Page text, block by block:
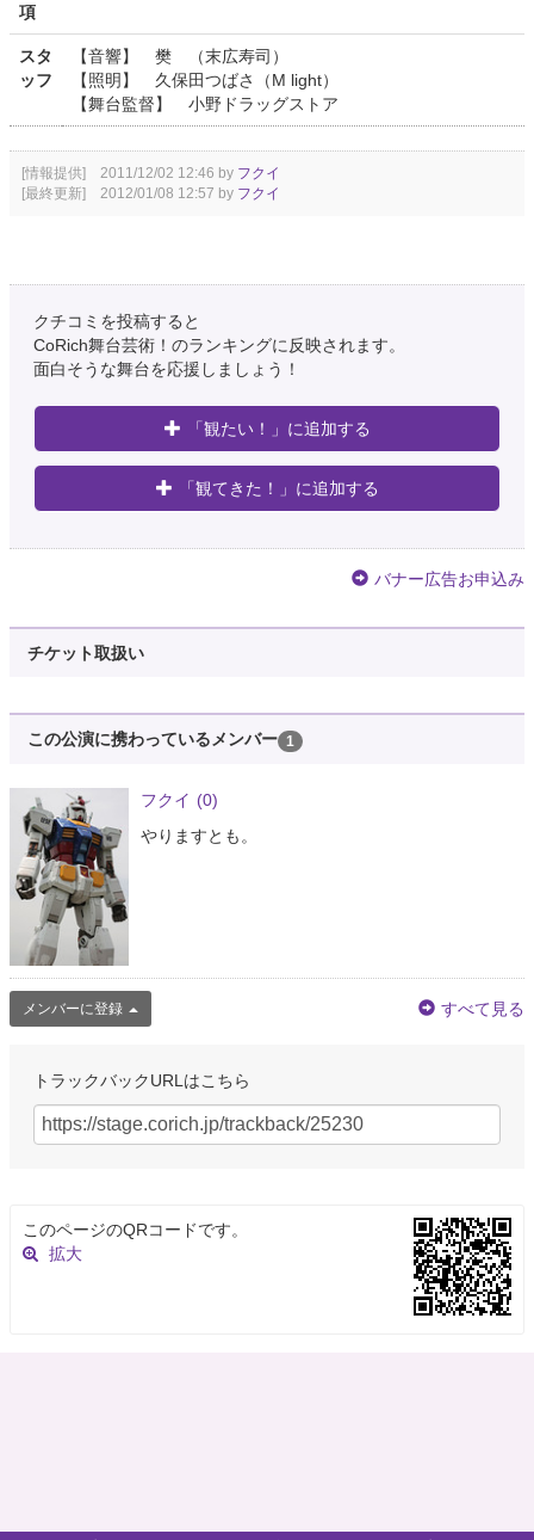
項
スタ
ッフ
【音響】 樊 （末広寿司）
【照明】 久保田つばさ（M light）
【舞台監督】 小野ドラッグストア
[情報提供] 2011/12/02 12:46 by フクイ
[最終更新] 2012/01/08 12:57 by フクイ
クチコミを投稿すると
CoRich舞台芸術！のランキングに反映されます。
面白そうな舞台を応援しましょう！
「観たい！」に追加する
「観てきた！」に追加する
バナー広告お申込み
チケット取扱い
この公演に携わっているメンバー 1
フクイ (0)
やりますとも。
メンバーに登録 すべて見る
トラックバックURLはこちら
このページのQRコードです。
拡大